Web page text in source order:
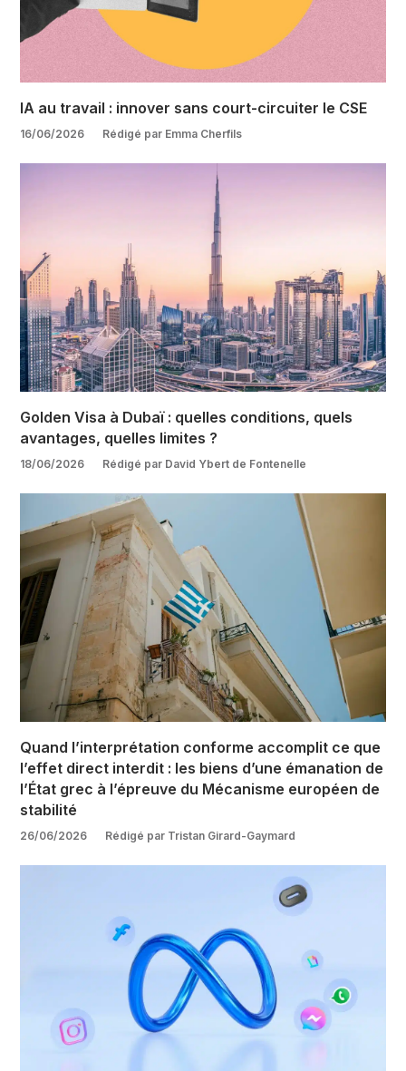
Quand l’interprétation conforme accomplit ce que
l’effet direct interdit : les biens d’une émanation de
l’État grec à l’épreuve du Mécanisme européen de
stabilité
26/06/2026 Rédigé par Tristan Girard-Gaymard
Golden Visa à Dubaï : quelles conditions, quels
avantages, quelles limites ?
18/06/2026 Rédigé par David Ybert de Fontenelle
IA au travail : innover sans court-circuiter le CSE
16/06/2026 Rédigé par Emma Cherfils